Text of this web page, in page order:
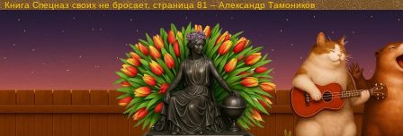
Книга Спецназ своих не бросает, страница 81 – Александр Тамоников